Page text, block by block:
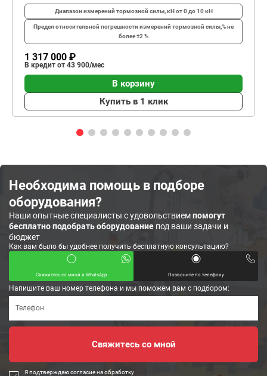
Диапазон измерений тормозной силы, кНот 0 до 10 кН
Предел относительной погрешности измерений тормозной силы,%не
более ±2 %
1 317 000 ₽
В кредит от 43 900/мес
В корзину
Купить в 1 клик
Необходима помощь в подборе
оборудования?
Наши опытные специалисты с удовольствиемпомогут
бесплатно подобрать оборудование под ваши задачи и
бюджет
Как вам было бы удобнее получить бесплатную консультацию?
Свяжитесь со мной в WhatsApp Позвоните по телефону
Напишите ваш номер телефона и мы поможем вам с подбором:
Я подтверждаю согласие на обработку